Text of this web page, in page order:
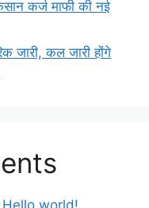
कर्ज माफी की नई
जारी, कल जारी होंगे